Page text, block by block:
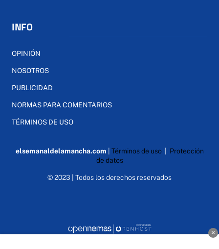
INFO
OPINIÓN
NOSOTROS
PUBLICIDAD
NORMAS PARA COMENTARIOS
TÉRMINOS DE USO
elsemanaldelamancha.com Términos de uso| Protección
de datos
© 2023 | Todos los derechos reservados
×